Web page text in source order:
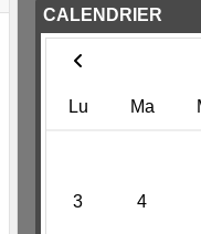
CALENDRIER
Lu Ma
3 4